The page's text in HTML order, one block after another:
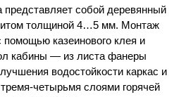
представляет собой деревянный
толщиной 4…5 мм. Монтаж
казеинового клея и
кабины — из листа фанеры
водостойкости каркас и
четырьмя слоями горячей